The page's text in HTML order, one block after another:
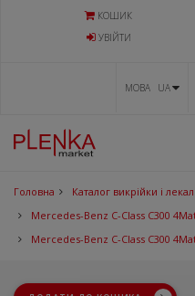
КОШИК
УВIЙТИ
МОВА UA
Головна
Каталог викрійки і лекал
Mercedes-Benz C-Class C300
Mercedes-Benz C-Class C300